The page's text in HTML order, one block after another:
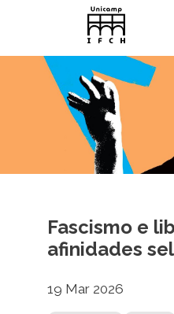
Pular para o conteúdo principal
Fascismo e
afinidades
19 Mar 2026